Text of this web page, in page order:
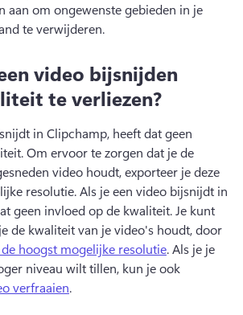
aan om ongewenste gebieden in je
te verwijderen.
video bijsnijden
te verliezen?
in Clipchamp, heeft dat geen
Om ervoor te zorgen dat je de
video houdt, exporteer je deze
resolutie. Als je een video bijsnijdt in
geen invloed op de kwaliteit. Je kunt
de kwaliteit van je video's houdt, door
hoogst mogelijke resolutie. Als je je
niveau wilt tillen, kun je ook
verfraaien.